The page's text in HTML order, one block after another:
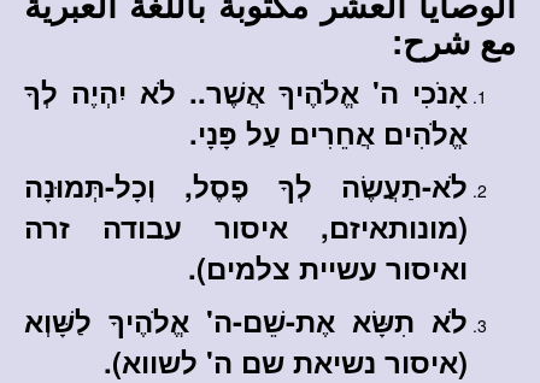
مع شرح:
אָנֹכִי ה' אֱלֹהֶיךָ אֲשֶׁר.. לֹא יִהְיֶה לְךָ
אֱלֹהִים אֲחֵרִים עַל פָּנָי.
לֹא-תַעֲשֶׂה לְךָ פֶסֶל, וְכָל-תְּמוּנָה
(מונותאיזם, איסור עבודה זרה
ואיסור עשיית צלמים).
לֹא תִשָּׂא אֶת-שֵׁם-ה' אֱלֹהֶיךָ לַשָּׁוְא
(איסור נשיאת שם ה' לשווא).